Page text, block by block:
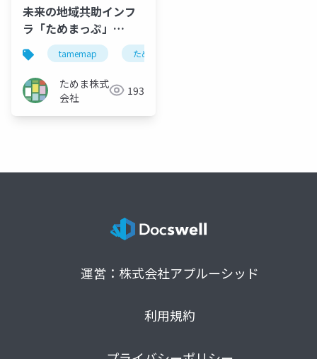
未来の地域共助インフ
ラ「ためまっぷ」
Tamemap_NX
tamemap ためまっぷ
ためま株式
会社
193
運営：株式会社アプルーシッド
利用規約